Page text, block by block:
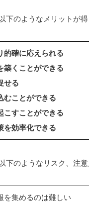
下のようなメリットが得
的確に応えられる
築くことができる
せる
むことができる
こすことができる
を効率化できる
下のようなリスク、注
を集めるのは難しい